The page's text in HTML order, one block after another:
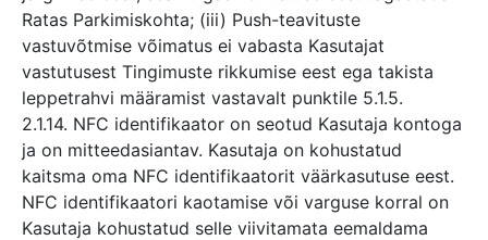
Ratas Parkimiskohta; (iii) Push-teavituste
vastuvõtmise võimatus ei vabasta Kasutajat
vastutusest Tingimuste rikkumise eest ega takista
leppetrahvi määramist vastavalt punktile 5.1.5.
2.1.14. NFC identifikaator on seotud Kasutaja kontoga
ja on mitteedasiantav. Kasutaja on kohustatud
kaitsma oma NFC identifikaatorit väärkasutuse eest.
NFC identifikaatori kaotamise või varguse korral on
Kasutaja kohustatud selle viivitamata eemaldama